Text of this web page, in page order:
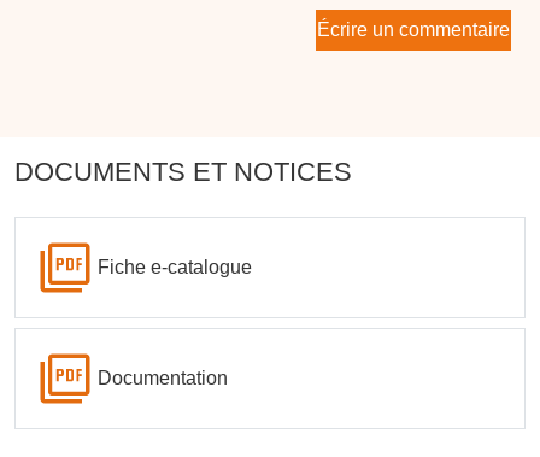
Écrire un commentaire
DOCUMENTS ET NOTICES
Fiche e-catalogue
Documentation